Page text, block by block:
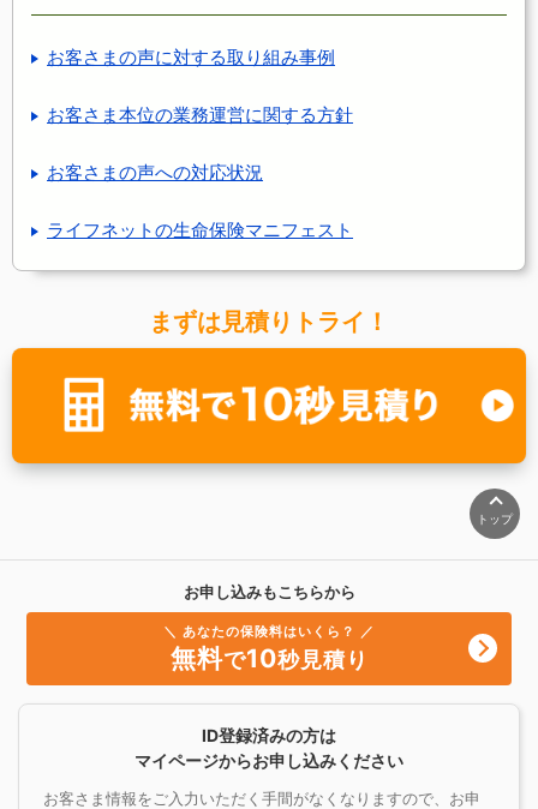
お客さまの声に対する取り組み事例
お客さま本位の業務運営に関する方針
お客さまの声への対応状況
ライフネットの生命保険マニフェスト
まずは見積りトライ！
トップ
お申し込みもこちらから
＼ あなたの保険料はいくら？ ／
無料で10秒見積り
ID登録済みの方は
マイページからお申し込みください
お客さま情報をご入力いただく手間がなくなりますので、お申